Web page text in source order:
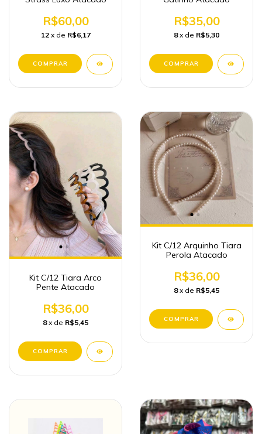
R$60,00
12 x de R$6,17
R$35,00
8 x de R$5,30
Kit C/12 Tiara Arco
Pente Atacado
R$36,00
8 x de R$5,45
Kit C/12 Arquinho Tiara
Perola Atacado
R$36,00
8 x de R$5,45